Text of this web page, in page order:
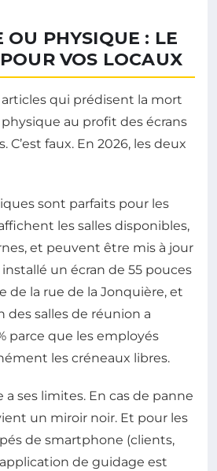
OU PHYSIQUE : LE
VOS LOCAUX
articles qui prédisent la mort
au profit des écrans
C’est faux. En 2026, les deux
sont parfaits pour les
les salles disponibles,
et peuvent être mis à jour
installé un écran de 55 pouces
de la rue de la Jonquière, et
des salles de réunion a
parce que les employés
les créneaux libres.
ses limites. En cas de panne
un miroir noir. Et pour les
de smartphone (clients,
de guidage est